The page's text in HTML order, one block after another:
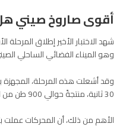
أقوى صاروخ صيني
شهد الاختبار الأخير إطلاق
وهو الميناء الفضائي الساحلي
30 ثانية، منتجةً حوالي 900 طن من الدفع، وفقًا للتقارير .
الأهم من ذلك، أن المحركات عملت